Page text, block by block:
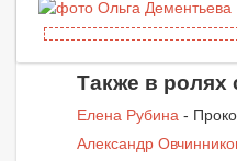
Также в ролях
Елена Рубина -
Александр